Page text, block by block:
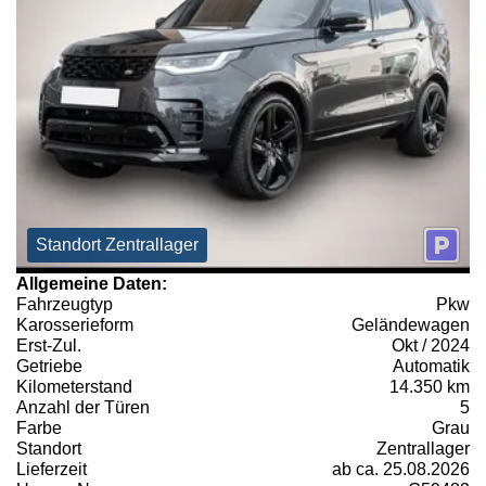
Standort Zentrallager
Allgemeine Daten:
Fahrzeugtyp
Pkw
Karosserieform
Geländewagen
Erst-Zul.
Okt / 2024
Getriebe
Automatik
Kilometerstand
14.350 km
Anzahl der Türen
5
Farbe
Grau
Standort
Zentrallager
Lieferzeit
ab ca. 25.08.2026